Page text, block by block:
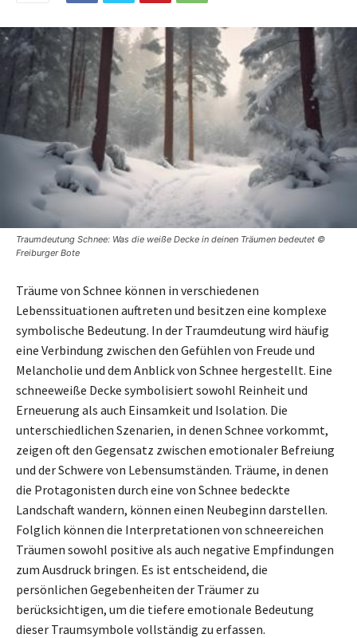
Traumdeutung Schnee: Was die weiße Decke in deinen Träumen bedeutet ©
Freiburger Bote
Träume von Schnee können in verschiedenen
Lebenssituationen auftreten und besitzen eine komplexe
symbolische Bedeutung. In der Traumdeutung wird häufig
eine Verbindung zwischen den Gefühlen von Freude und
Melancholie und dem Anblick von Schnee hergestellt. Eine
schneeweiße Decke symbolisiert sowohl Reinheit und
Erneuerung als auch Einsamkeit und Isolation. Die
unterschiedlichen Szenarien, in denen Schnee vorkommt,
zeigen oft den Gegensatz zwischen emotionaler Befreiung
und der Schwere von Lebensumständen. Träume, in denen
die Protagonisten durch eine von Schnee bedeckte
Landschaft wandern, können einen Neubeginn darstellen.
Folglich können die Interpretationen von schneereichen
Träumen sowohl positive als auch negative Empfindungen
zum Ausdruck bringen. Es ist entscheidend, die
persönlichen Gegebenheiten der Träumer zu
berücksichtigen, um die tiefere emotionale Bedeutung
dieser Traumsymbole vollständig zu erfassen.